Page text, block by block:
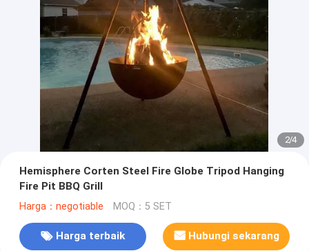
2/4
Hemisphere Corten Steel Fire Globe Tripod Hanging
Fire Pit BBQ Grill
Harga：negotiable MOQ：5 SET
Harga terbaik Hubungi sekarang